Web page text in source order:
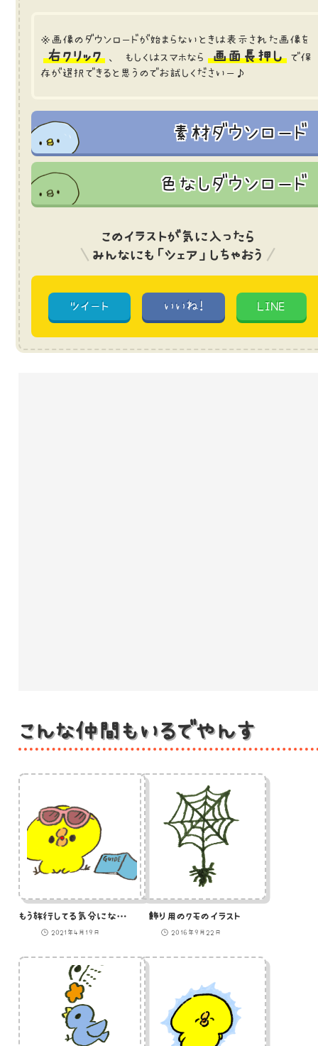
※画像のダウンロードが始まらないときは表示された画像を
右クリック 、 もしくはスマホなら 画面長押し
で保
存が選択できると思うのでお試しくださいー♪
素材ダウンロード
色なしダウンロード
このイラストが気に入ったら
みんなにも「シェア」しちゃおう
ツイート いいね! LINE
こんな仲間もいるでやんす
もう旅行してる気分になっちゃってるひよこのイラスト
2021年4月19日
飾り用のクモのイラスト
2016年9月22日